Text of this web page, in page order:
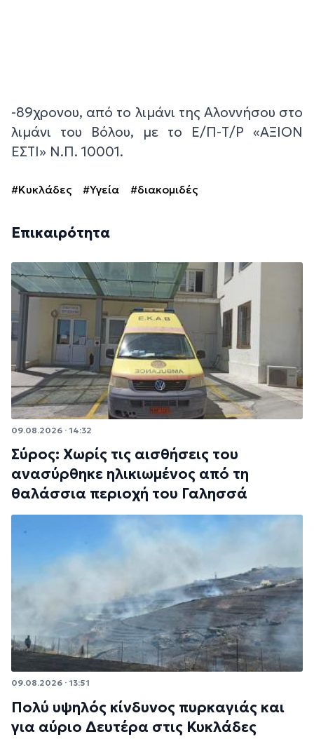
-89χρονου, από το λιμάνι της Αλοννήσου στο
λιμάνι του Βόλου, με το Ε/Π-Τ/Ρ «ΑΞΙΟΝ
ΕΣΤΙ» Ν.Π. 10001.
#Κυκλάδες #Υγεία #διακομιδές
Επικαιρότητα
09.08.2026 · 14:32
Σύρος: Χωρίς τις αισθήσεις του
ανασύρθηκε ηλικιωμένος από τη
θαλάσσια περιοχή του Γαλησσά
09.08.2026 · 13:51
Πολύ υψηλός κίνδυνος πυρκαγιάς και
για αύριο Δευτέρα στις Κυκλάδες